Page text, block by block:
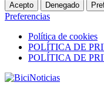
Acepto Denegado
Preferencias
Política de cookies
POLÍTICA DE
POLÍTICA DE